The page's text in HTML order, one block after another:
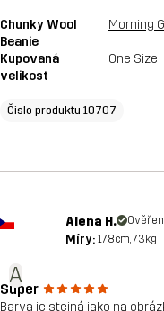
Chunky Wool
Beanie
Morning
Kupovaná
velikost
One Size
Čislo produktu 10707
A
Alena H.
Míry: 178cm, 73kg
Super
Barva je stejná jako na